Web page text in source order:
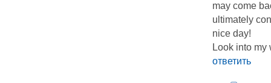
may come
ultimatеlу
nice day!
Look into
ответить